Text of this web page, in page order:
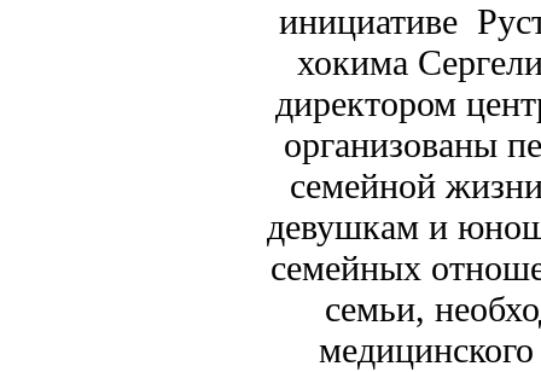
инициативе
хокима
директором
организованы
семейной
девушкам и
семейных
семьи,